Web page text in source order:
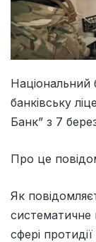
Національний
банківську
Банк” з 7
Про це
Як
сфері